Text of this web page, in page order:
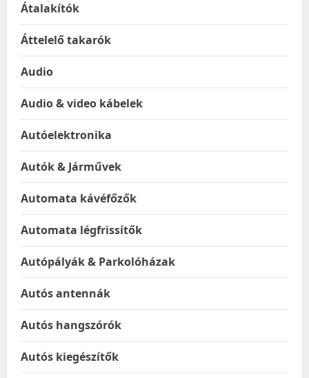
Átalakítók
Áttelelő takarók
Audio
Audio & video kábelek
Autóelektronika
Autók & Járművek
Automata kávéfőzők
Automata légfrissítők
Autópályák & Parkolóházak
Autós antennák
Autós hangszórók
Autós kiegészítők